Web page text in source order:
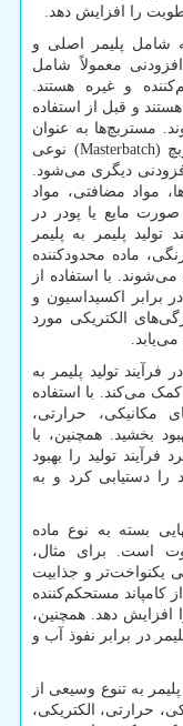
را افزایش دهد.
شامل پلیمر اصلی و
معمولاً شامل
و غیره هستند.
و قبل از استفاده
مستربچ‌ها به عنوان
(
Masterbatch) نوعی
دیگری می‌شود.
مواد مضافتی، مواد
مایع یا پودر در
پلیمر به پلیمر
ماده محدود‌کننده
با استفاده از
برابر اکسیداسیون و
الکتریکی مورد
تولید پلیمر به
می‌کند. با استفاده
مکانیکی، حرارتی،
بخشید. همچنین، با
فرآیند تولید را بهبود
را دستیابی کرد و به
بسته به نوع ماده
است. برای مثال،
یکنواخت‌تر و جذابیت
کامپاند مستحکم‌کننده
دهد. همچنین،
در برابر نفوذ آب و
پلیمر به تنوع وسیعی از
حرارتی، الکتریکی،